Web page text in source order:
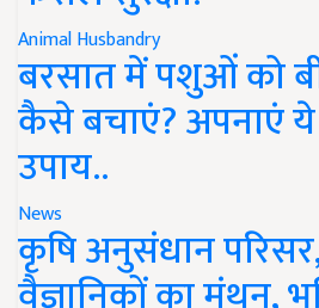
Animal Husbandry
बरसात में पशुओं को
कैसे बचाएं? अपनाएं
उपाय..
News
कृषि अनुसंधान